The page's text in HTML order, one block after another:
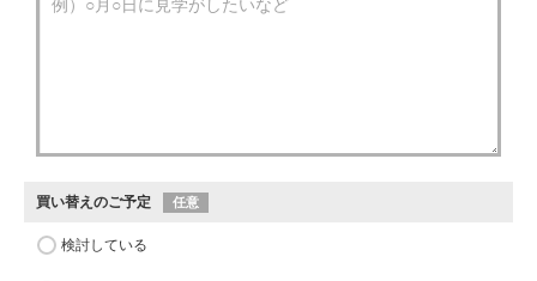
買い替えのご予定 任意
検討している